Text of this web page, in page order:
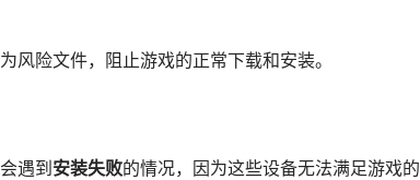
风险文件，阻止游戏的正常下载和安装。
遇到 安装失败的情况，因为这些设备无法满足游戏